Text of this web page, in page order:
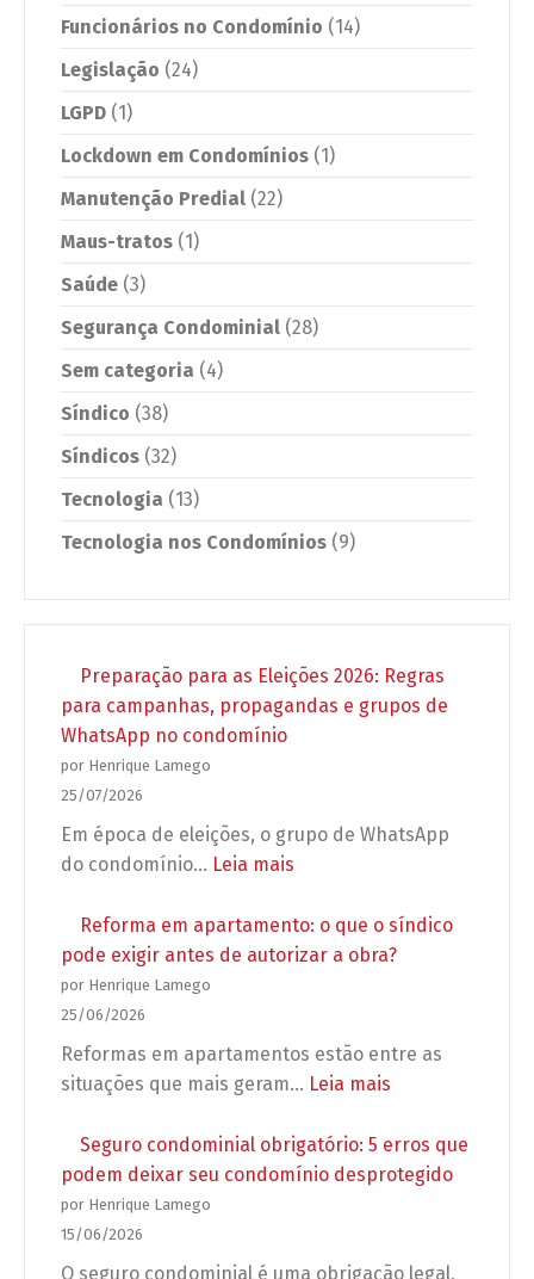
Funcionários no Condomínio (14)
Legislação (24)
LGPD (1)
Lockdown em Condomínios (1)
Manutenção Predial (22)
Maus-tratos (1)
Saúde (3)
Segurança Condominial (28)
Sem categoria (4)
Síndico (38)
Síndicos (32)
Tecnologia (13)
Tecnologia nos Condomínios (9)
Preparação para as Eleições 2026: Regras
para campanhas, propagandas e grupos de
WhatsApp no condomínio
por Henrique Lamego
25/07/2026
Em época de eleições, o grupo de WhatsApp
do condomínio… Leia mais
para
as
Regras
para
propagandas
e
Reforma em apartamento: o que o síndico
pode exigir antes de autorizar a obra?
por Henrique Lamego
25/06/2026
Reformas em apartamentos estão entre as
situações que mais geram… Leia mais
em
apartamento:
o
Seguro condominial obrigatório: 5 erros que
podem deixar seu condomínio desprotegido
por Henrique Lamego
15/06/2026
O seguro condominial é uma obrigação legal,